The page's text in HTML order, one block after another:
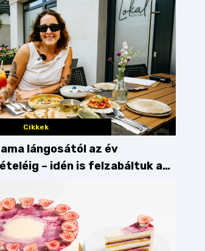
Cikkek
lángosától az év
– idén is felzabáltuk a